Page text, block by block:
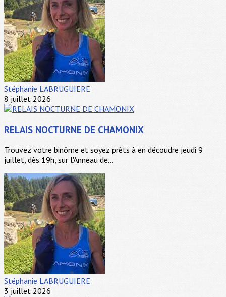
Stéphanie LABRUGUIERE
8 juillet 2026
RELAIS NOCTURNE DE CHAMONIX
Trouvez votre binôme et soyez prêts à en découdre jeudi 9
juillet, dès 19h, sur l'Anneau de...
Stéphanie LABRUGUIERE
3 juillet 2026